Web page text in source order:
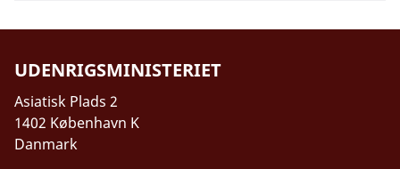
UDENRIGSMINISTERIET
Asiatisk Plads 2
1402 København K
Danmark